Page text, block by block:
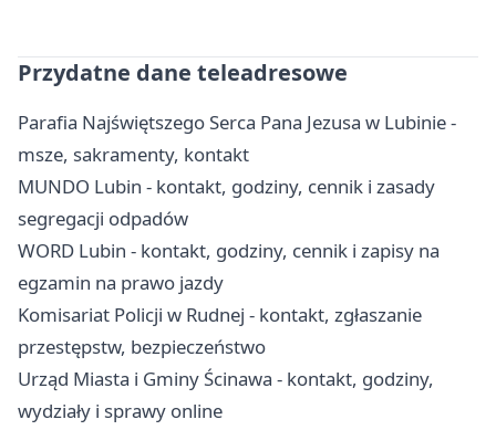
Przydatne dane teleadresowe
Parafia Najświętszego Serca Pana Jezusa w Lubinie -
msze, sakramenty, kontakt
MUNDO Lubin - kontakt, godziny, cennik i zasady
segregacji odpadów
WORD Lubin - kontakt, godziny, cennik i zapisy na
egzamin na prawo jazdy
Komisariat Policji w Rudnej - kontakt, zgłaszanie
przestępstw, bezpieczeństwo
Urząd Miasta i Gminy Ścinawa - kontakt, godziny,
wydziały i sprawy online